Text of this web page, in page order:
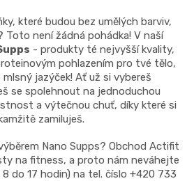
které budou bez umělých barviv,
Toto není žádná pohádka! V naší
- produkty té nejvyšší kvality,
pohlazením pro tvé tělo,
jazýček! Ať už si vybereš
se spolehnout na jednoduchou
a výtečnou chuť, díky které si
zamiluješ.
Nano Supps? Obchod Actifit
na fitness, a proto nám neváhejte
do 17 hodin) na tel. číslo +420 733